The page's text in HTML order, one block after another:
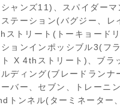
ャンズ11)、スパイダーマ
ステーション(バグジー、レ
ストリート(トーキョード
ションインポッシブル3(フ
X 4thストリート)、ブラ
ルディング(ブレードランナ
バー、セブン、トレーニ
トンネル(ターミネーター